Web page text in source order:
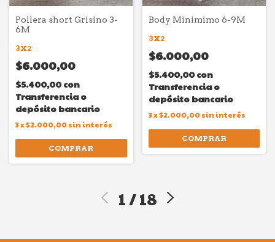
Pollera short Grisino 3-
6M
3X2
$6.000,00
$5.400,00con
Transferencia o
depósito bancario
3x$2.000,00sin interés
COMPRAR
Body Minimimo 6-9M
3X2
$6.000,00
$5.400,00con
Transferencia o
depósito bancario
3x$2.000,00 sin interés
COMPRAR
1/18